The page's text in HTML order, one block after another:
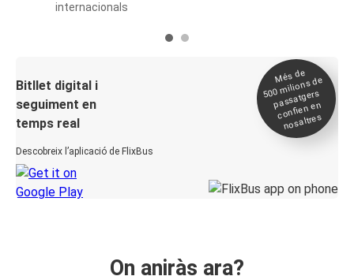
internacionals
Bitllet digital i
seguiment en
temps real
Descobreix l’aplicació de FlixBus
Més de
500
milions de
passatgers
confien en
nosaltres
On aniràs ara?